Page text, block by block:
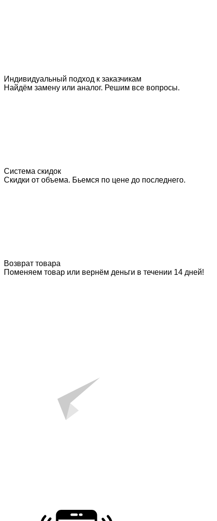
Индивидуальный подход к заказчикам
Найдём замену или аналог. Решим все вопросы.
Система скидок
Скидки от объема. Бьемся по цене до последнего.
Возврат товара
Поменяем товар или вернём деньги в течении 14 дней!